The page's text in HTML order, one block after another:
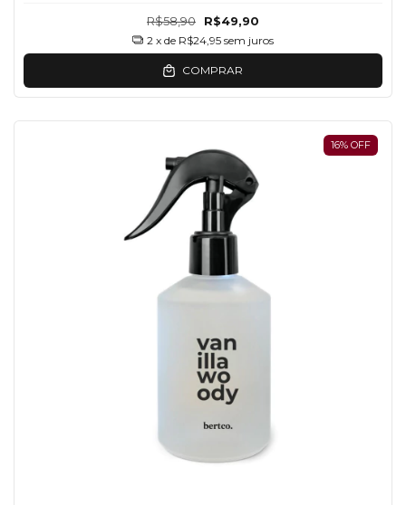
R$58,90 R$49,90
2 x de R$24,95 sem juros
COMPRAR
16% OFF